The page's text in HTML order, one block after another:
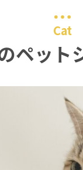
Cat
ペット